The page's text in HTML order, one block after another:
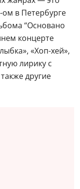
ом в Петербурге
“Основано
концерте
«Хоп-хей»,
лирику с
другие